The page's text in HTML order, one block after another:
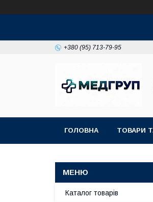
+380 (95) 713-79-95
ГОЛОВНА ТОВАРИ
Каталог товарів